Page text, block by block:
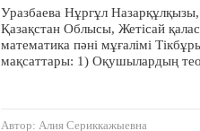
Уразбаева Нұргұл
Қазақстан Облысы, Жетісай
математика пәні мұғалімі
мақсаттары: 1) Оқушылардың
Автор: Алия Сериккажыевна